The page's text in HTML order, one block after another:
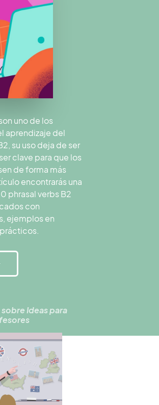
uno de los
aprendizaje del
su uso deja de ser
clave para que los
de forma más
encontrarás una
phrasal verbs B2
con
ejemplos en
sobre Ideas para